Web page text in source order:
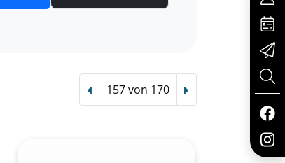
Vorheriger Treffer
157 von 170 Nächster Treffer